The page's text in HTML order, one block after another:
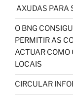
AXUDAS PARA
O BNG
PERMITIR AS
ACTUAR COMO
LOCAIS
CIRCULAR